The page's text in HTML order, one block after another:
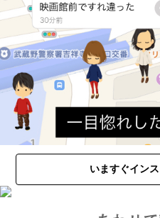
いますぐイン